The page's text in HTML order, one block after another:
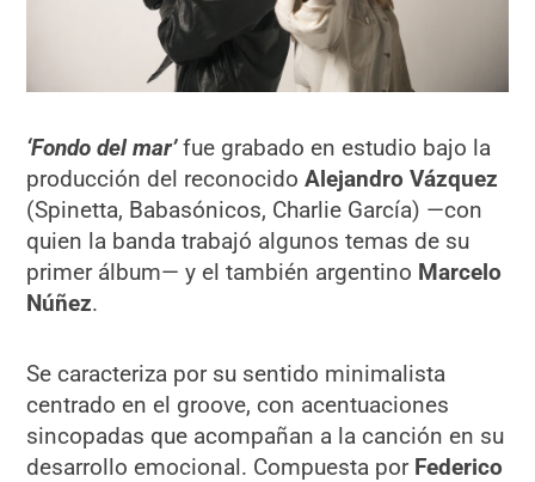
‘Fondo del mar’fue grabado en estudio bajo la
producción del reconocidoAlejandro Vázquez
(Spinetta, Babasónicos, Charlie García) —con
quien la banda trabajó algunos temas de su
primer álbum— y el también argentino Marcelo
Núñez.
Se caracteriza por su sentido minimalista
centrado en el groove, con acentuaciones
sincopadas que acompañan a la canción en su
desarrollo emocional. Compuesta por Federico